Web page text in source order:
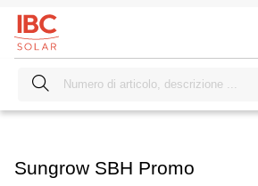
Sungrow SBH Promo